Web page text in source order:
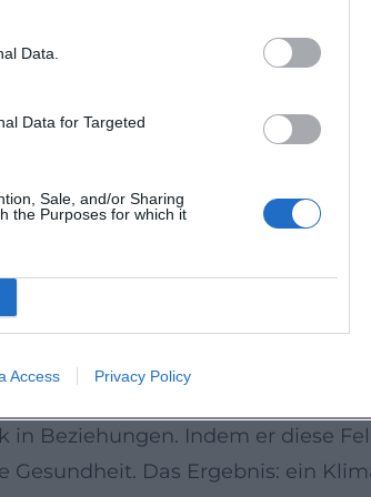
Data.
Data for Targeted
Sale, and/or Sharing
the Purposes for which it
Access Privacy Policy
Er arbeitet mit klassischen Mitteln
verwebt sie mit Elementen
er Leitmotive (z. B.
auf. Diese
lässt sich als
Medium erhält eine Form, die
Orientierung in Alltagsfragen
Hallen belegen seine
Psychologie
Beziehungen. Indem er diese
Das Ergebnis: ein